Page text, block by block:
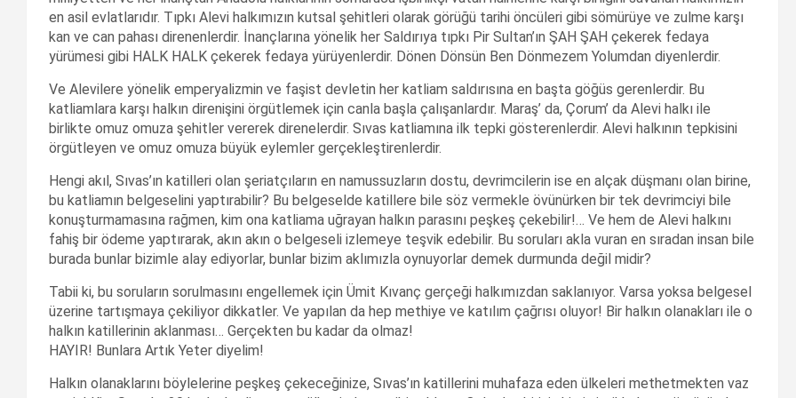
en asil evlatlarıdır. Tıpkı Alevi halkımızın kutsal şehitleri olarak görüğü tarihi öncüleri gibi sömürüye ve zulme karşı
kan ve can pahası direnenlerdir. İnançlarına yönelik her Saldırıya tıpkı Pir Sultan’ın ŞAH ŞAH çekerek fedaya
yürümesi gibi HALK HALK çekerek fedaya yürüyenlerdir. Dönen Dönsün Ben Dönmezem Yolumdan diyenlerdir.
Ve Alevilere yönelik emperyalizmin ve faşist devletin her katliam saldırısına en başta göğüs gerenlerdir. Bu
katliamlara karşı halkın direnişini örgütlemek için canla başla çalışanlardır. Maraş’ da, Çorum’ da Alevi halkı ile
birlikte omuz omuza şehitler vererek direnelerdir. Sıvas katliamına ilk tepki gösterenlerdir. Alevi halkının tepkisini
örgütleyen ve omuz omuza büyük eylemler gerçekleştirenlerdir.
Hengi akıl, Sıvas’ın katilleri olan şeriatçıların en namussuzların dostu, devrimcilerin ise en alçak düşmanı olan birine,
bu katliamın belgeselini yaptırabilir? Bu belgeselde katillere bile söz vermekle övünürken bir tek devrimciyi bile
konuşturmamasına rağmen, kim ona katliama uğrayan halkın parasını peşkeş çekebilir!… Ve hem de Alevi halkını
fahiş bir ödeme yaptırarak, akın akın o belgeseli izlemeye teşvik edebilir. Bu soruları akla vuran en sıradan insan bile
burada bunlar bizimle alay ediyorlar, bunlar bizim aklımızla oynuyorlar demek durmunda değil midir?
Tabii ki, bu soruların sorulmasını engellemek için Ümit Kıvanç gerçeği halkımızdan saklanıyor. Varsa yoksa belgesel
üzerine tartışmaya çekiliyor dikkatler. Ve yapılan da hep methiye ve katılım çağrısı oluyor! Bir halkın olanakları ile o
halkın katillerinin aklanması… Gerçekten bu kadar da olmaz!
HAYIR! Bunlara Artık Yeter diyelim!
Halkın olanaklarını böylelerine peşkeş çekeceğinize, Sıvas’ın katillerini muhafaza eden ülkeleri methetmekten vaz